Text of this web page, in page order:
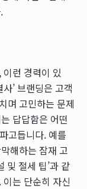
이런 경력이 있
’ 브랜딩은 고객
며 고민하는 문제
답답함은 어떤
고듭니다. 예를
해하는 잠재 고
및 절세 팁’과 같
는 단순히 자신